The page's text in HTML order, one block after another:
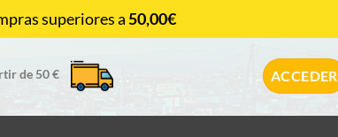
de 50 € ACCEDER
superiores a50,00€